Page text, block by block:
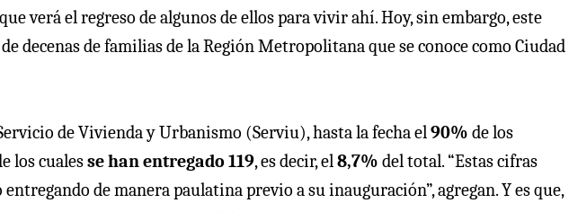
verá el regreso de algunos de ellos para vivir ahí. Hoy, sin embargo, este
decenas de familias de la Región Metropolitana que se conoce como Ciudad
de Vivienda y Urbanismo (Serviu), hasta la fecha el90% de los
los cualesse han entregado 119, es decir, el8,7% del total. “Estas cifras
de manera paulatina previo a su inauguración”, agregan. Y es que,